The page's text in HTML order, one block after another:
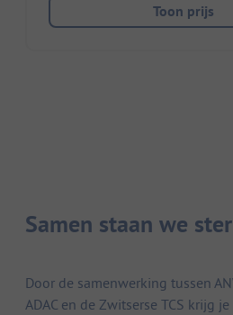
Toon prijs
Samen staan we
Door de samenwerking tussen
ADAC en de Zwitserse TCS krijg